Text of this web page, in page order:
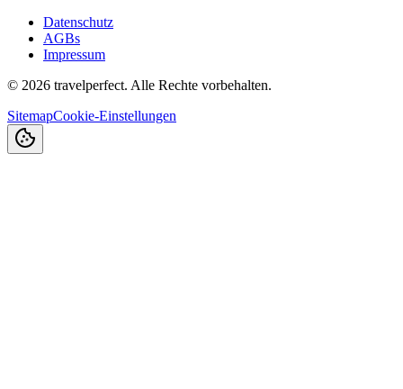
Datenschutz
AGBs
Impressum
© 2026 travelperfect. Alle Rechte vorbehalten.
SitemapCookie-Einstellungen